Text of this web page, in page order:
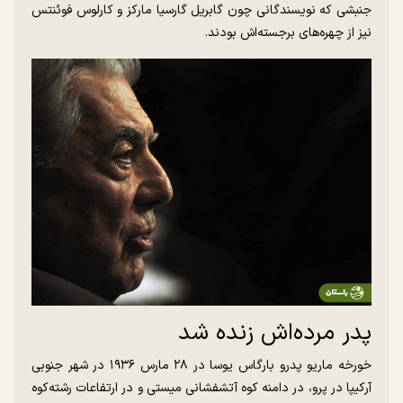
جنبشی که نویسندگانی چون گابریل گارسیا مارکز و کارلوس فوئنتس
نیز از چهره‌های برجسته‌اش بودند.
پدر مرده‌اش زنده شد
خورخه ماریو پدرو بارگاس یوسا در ۲۸ مارس ۱۹۳۶ در شهر جنوبی
آرکیپا در پرو، در دامنه کوه آتشفشانی میستی و در ارتفاعات رشته‌کوه